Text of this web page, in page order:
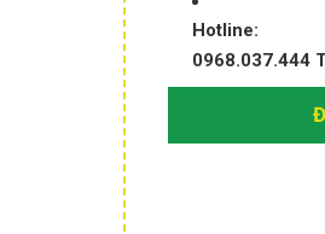
Hotline:
0968.037.444